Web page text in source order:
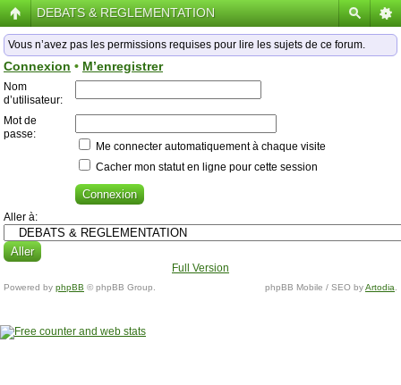
DEBATS & REGLEMENTATION
Vous n’avez pas les permissions requises pour lire les sujets de ce forum.
Connexion • M’enregistrer
Nom
d’utilisateur:
Mot de
passe:
Me connecter automatiquement à chaque visite
Cacher mon statut en ligne pour cette session
Aller à:
Full Version
Powered by phpBB © phpBB Group. phpBB Mobile / SEO byArtodia